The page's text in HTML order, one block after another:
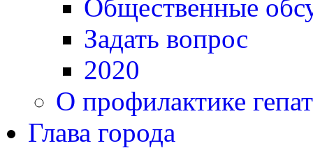
Общественные
Задать вопрос
2020
О профилактике
Глава города